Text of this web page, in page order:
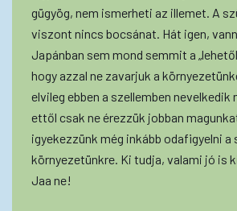
gügyög, nem ismerheti az illemet. A
viszont nincs bocsánat. Hát igen,
Japánban sem mond semmit a
hogy azzal ne zavarjuk a
elvileg ebben a szellemben nevelkedik
ettől csak ne érezzük jobban
igyekezzünk még inkább odafigyelni a
környezetünkre. Ki tudja, valami jó is
Jaa ne!